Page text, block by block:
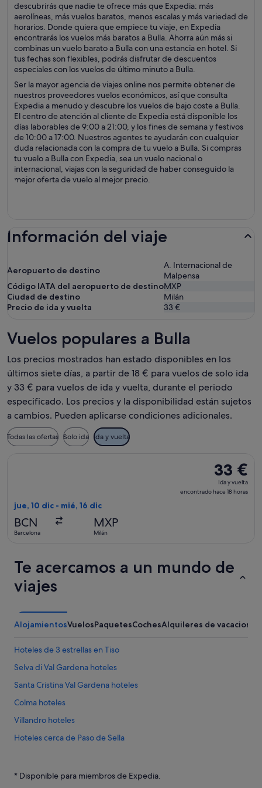
descubrirás que nadie te ofrece más que Expedia: más
aerolíneas, más vuelos baratos, menos escalas y más variedad de
horarios. Donde quiera que empiece tu viaje, en Expedia
encontrarás los vuelos más baratos a Bulla. Ahorra aún más si
combinas un vuelo barato a Bulla con una estancia en hotel. Si
tus fechas son flexibles, podrás disfrutar de descuentos
especiales con los vuelos de último minuto a Bulla.
Ser la mayor agencia de viajes online nos permite obtener de
nuestros proveedores vuelos económicos, así que consulta
Expedia a menudo y descubre los vuelos de bajo coste a Bulla.
El centro de atención al cliente de Expedia está disponible los
días laborables de 9:00 a 21:00, y los fines de semana y festivos
de 10:00 a 17:00. Nuestros agentes te ayudarán con cualquier
duda relacionada con la compra de tu vuelo a Bulla. Si compras
tu vuelo a Bulla con Expedia, sea un vuelo nacional o
internacional, viajas con la seguridad de haber conseguido la
mejor oferta de vuelo al mejor precio.
Información del viaje
Aeropuerto de destino
A. Internacional de
Malpensa
Código IATA del aeropuerto de destinoMXP
Ciudad de destino
Milán
Precio de ida y vuelta
33 €
Vuelos populares a Bulla
Los precios mostrados han estado disponibles en los
últimos siete días, a partir de 18 € para vuelos de solo ida
y 33 € para vuelos de ida y vuelta, durante el periodo
especificado. Los precios y la disponibilidad están sujetos
a cambios. Pueden aplicarse condiciones adicionales.
Todas las ofertas Solo ida Ida y vuelta
33 €
Ida
y
33 €
Ida y vuelta
encontrado hace 18 horas
jue, 10 dic - mié, 16 dic
BCN
Barcelona
MXP
Milán
Te acercamos a un mundo de
viajes
AlojamientosVuelosPaquetesCochesAlquileres de vacaciones
Hoteles de 3 estrellas en Tiso
Selva di Val Gardena hoteles
Santa Cristina Val Gardena hoteles
Colma hoteles
Villandro hoteles
Hoteles cerca de Paso de Sella
Campings de caravanas en San Cipriano
* Disponible para miembros de Expedia.